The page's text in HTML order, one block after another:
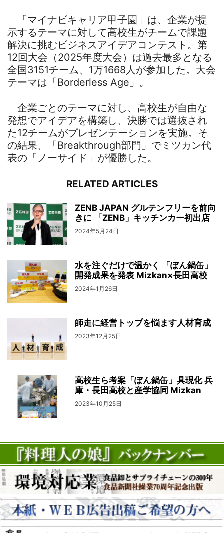
「マイナビキャリア甲子園」は、企業が提
示するテーマに対して高校生がチームで課題
解決に挑むビジネスアイデアコンテスト。第
12回大会（2025年度大会）は過去最多となる
全国3151チーム、1万1668人が参加した。大会
テーマは「Borderless Age」。
企業ごとのテーマに対し、高校生が自由な
発想でアイデアを構築し、決勝では選抜され
た12チームがプレゼンテーションを実施。そ
の結果、「Breakthrough部門」でミツカン代
表の「ノーサイド」が優勝した。
RELATED ARTICLES
ZENB JAPAN グルテンフリーを前向
きに 「ZENB」キッチンカー初出店
2024年5月24日
水を注ぐだけで温かく 「ぽん鍋缶」
開発成果を発表 Mizkan×長田高校
2024年1月26日
師走に経営トップを悩ます人材育成
2023年12月25日
高校生ら考案「ぽん鍋缶」具現化 兵
庫・長田高校と産学協同 Mizkan
2023年10月25日